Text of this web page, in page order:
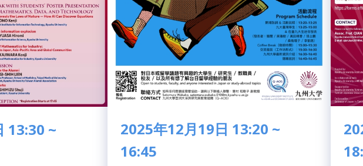
13:30 ~
2025年12月19日 13:20 ~
16:45